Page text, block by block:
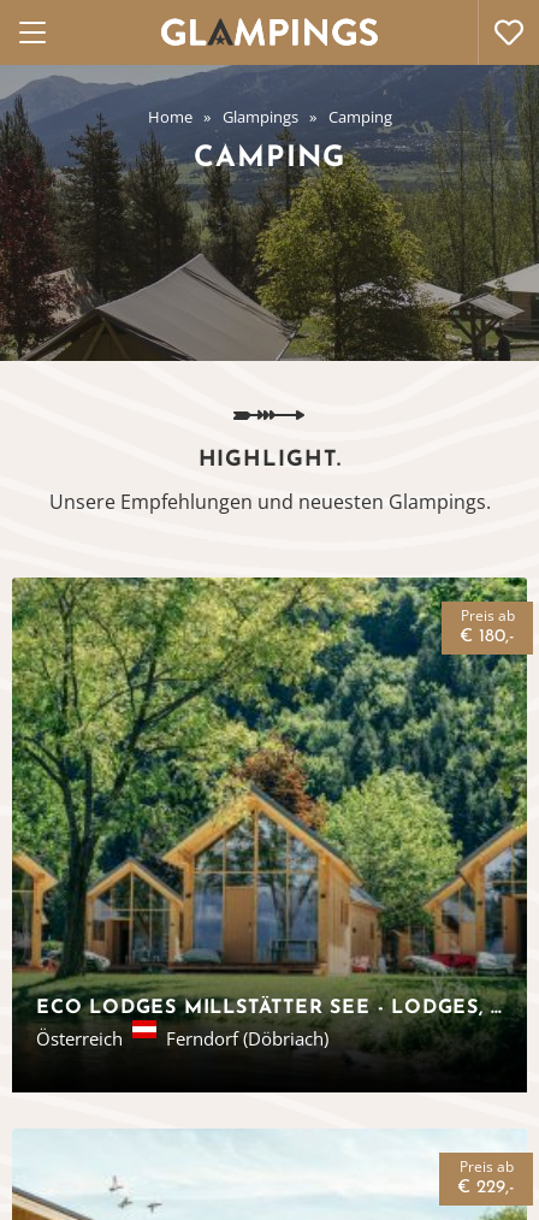
Home Glampings Camping
CAMPING
HIGHLIGHT.
Unsere Empfehlungen und neuesten Glampings.
ECO LODGES MILLSTÄTTER SEE - LODGES, ÖSTERREICH
Österreich Ferndorf (Döbriach)
Preis ab
€ 180,-
Preis ab
€ 229,-